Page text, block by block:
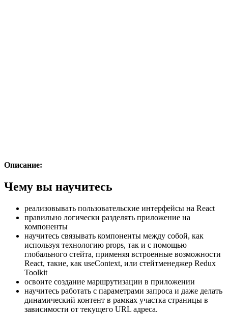
Описание:
Чему вы научитесь​
реализовывать пользовательские интерфейсы на React
правильно логически разделять приложение на
компоненты
научитесь связывать компоненты между собой, как
используя технологию props, так и с помощью
глобального стейта, применяя встроенные возможности
React, такие, как useContext, или стейтменеджер Redux
Toolkit
освоите создание маршрутизации в приложении
научитесь работать с параметрами запроса и даже делать
динамический контент в рамках участка страницы в
зависимости от текущего URL адреса.